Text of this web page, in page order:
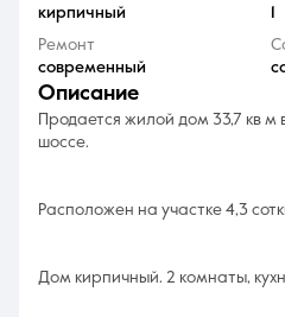
кирпичный
Ремонт
современный
описание
Продается жилой дом 33,7 кв м
шоссе.
Расположен на участке 4,3
Дом кирпичный. 2 комнаты,